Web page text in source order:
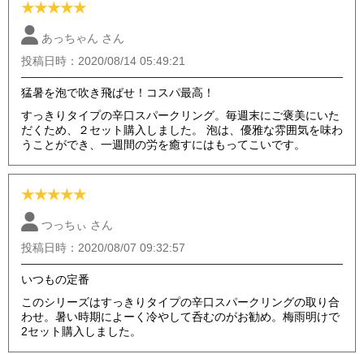
★★★★★
あっちゃん さん
投稿日時：2020/08/14 05:49:21
猛暑を泡で吹き飛ばせ！コスパ最高！
すっきりタイプの辛口スパークリング。毎週末にご褒美にいた
だくため、２セット購入しました。 泡は、優雅な雰囲気を味わ
うことができ、一週間の労を癒すにはもってこいです。
★★★★★
つっちぃ さん
投稿日時：2020/08/07 09:32:57
いつもの定番
このシリーズはすっきりタイプの辛口スパークリングの取り合
わせ。暑い時期によーく冷やして呑むのがお勧め。梅雨明けで
2セット購入しました。